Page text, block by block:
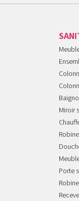
Miroir
Porte